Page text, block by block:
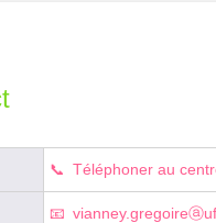
Téléphoner au